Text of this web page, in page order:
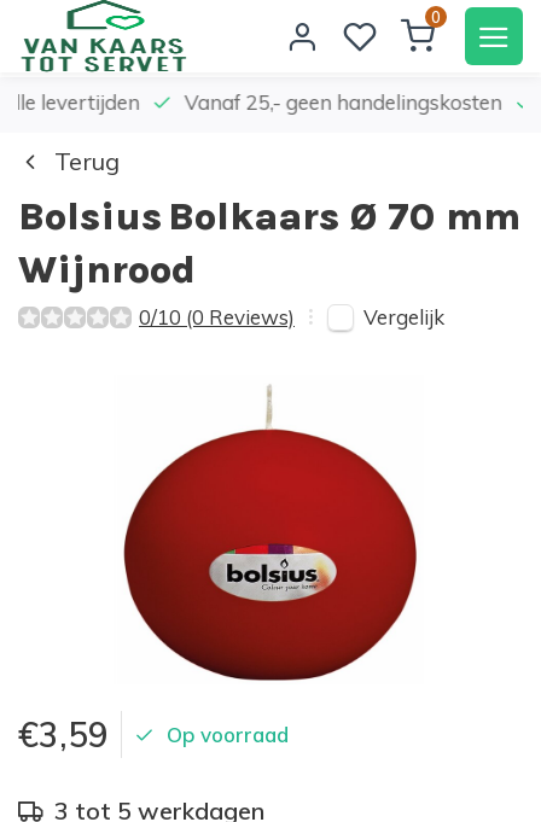
0
levertijden Vanaf 25,- geen handelingskosten
Terug
Bolsius Bolkaars Ø 70 mm
Wijnrood
0/10 (0 Reviews) Vergelijk
€3,59 Op voorraad
3 tot 5 werkdagen